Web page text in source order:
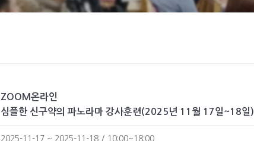
ZOOM온라인
심플한 신구약의 파노라마 강사훈련(2025년 11월 17일~18일)
2025-11-17 ~ 2025-11-18 / 10:00~18:00